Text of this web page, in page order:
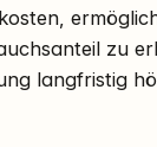
zu
langfristig